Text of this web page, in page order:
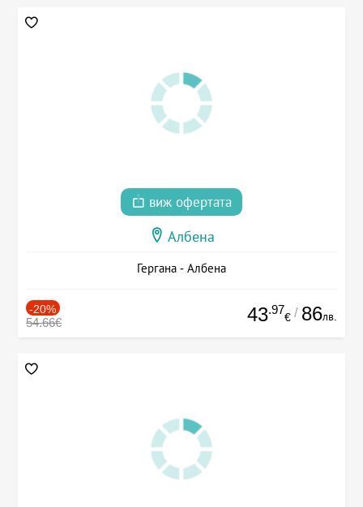
виж офертата
Албена
Гергана - Албена
-20%
54.66€ 43.97
€ / 86лв.